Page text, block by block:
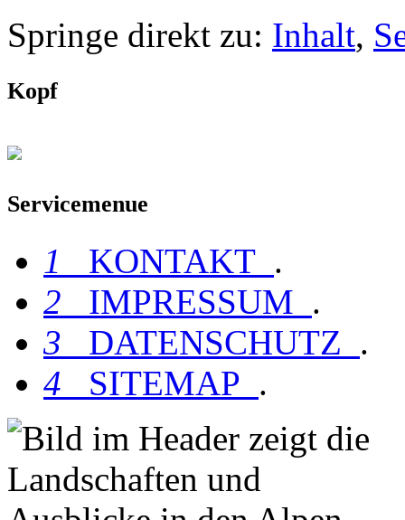
Springe direkt zu: Inhalt,
Kopf
Servicemenue
1 KONTAKT .
2
IMPRESSUM .
3
DATENSCHUTZ .
4
SITEMAP .